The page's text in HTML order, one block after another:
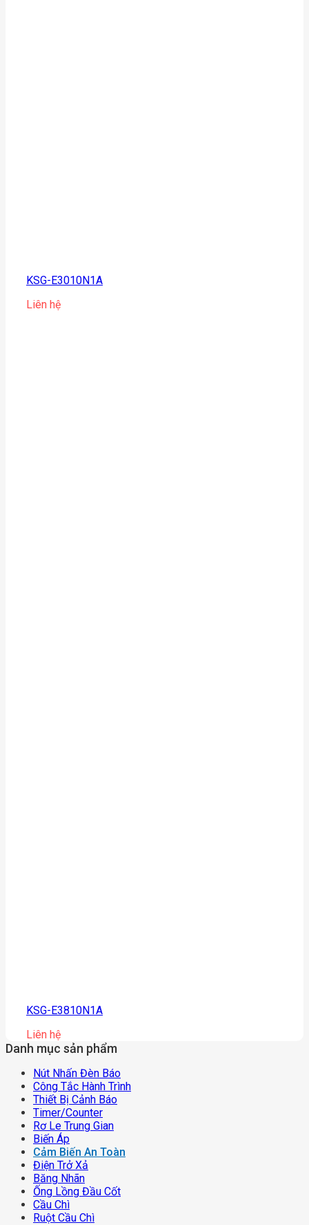
KSG-E3010N1A
Liên hệ
KSG-E3810N1A
Liên hệ
Danh mục sản phẩm
Nút Nhấn Đèn Báo
Công Tắc Hành Trình
Thiết Bị Cảnh Báo
Timer/counter
Rơ Le Trung Gian
Biến Áp
Cảm Biến An Toàn
Điện Trở Xả
Băng Nhãn
Ống Lồng Đầu Cốt
Cầu Chì
Ruột Cầu Chì